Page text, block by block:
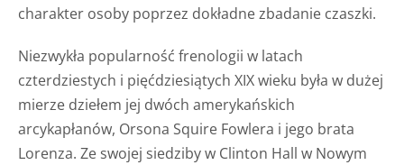
charakter osoby poprzez dokładne zbadanie czaszki.
Niezwykła popularność frenologii w latach
czterdziestych i pięćdziesiątych XIX wieku była w dużej
mierze dziełem jej dwóch amerykańskich
arcykapłanów, Orsona Squire Fowlera i jego brata
Lorenza. Ze swojej siedziby w Clinton Hall w Nowym